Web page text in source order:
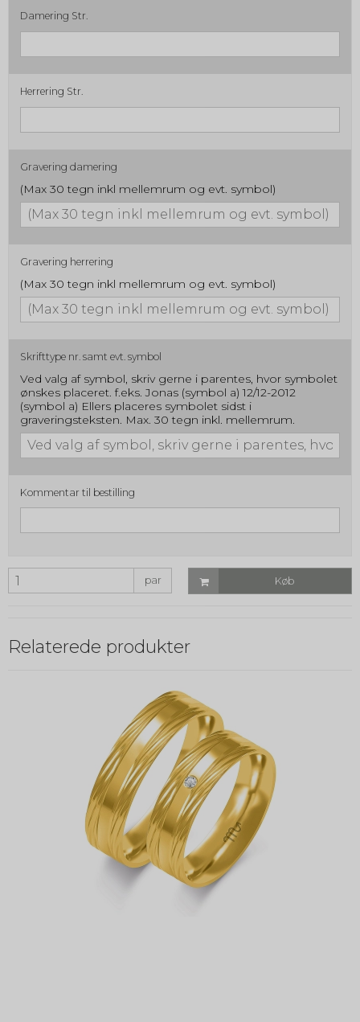
Damering Str.
Herrering Str.
Gravering damering
(Max 30 tegn inkl mellemrum og evt. symbol)
Gravering herrering
(Max 30 tegn inkl mellemrum og evt. symbol)
Skrifttype nr. samt evt. symbol
Ved valg af symbol, skriv gerne i parentes, hvor symbolet
ønskes placeret. f.eks. Jonas (symbol a) 12/12-2012
(symbol a) Ellers placeres symbolet sidst i
graveringsteksten. Max. 30 tegn inkl. mellemrum.
Kommentar til bestilling
par Køb
Relaterede produkter